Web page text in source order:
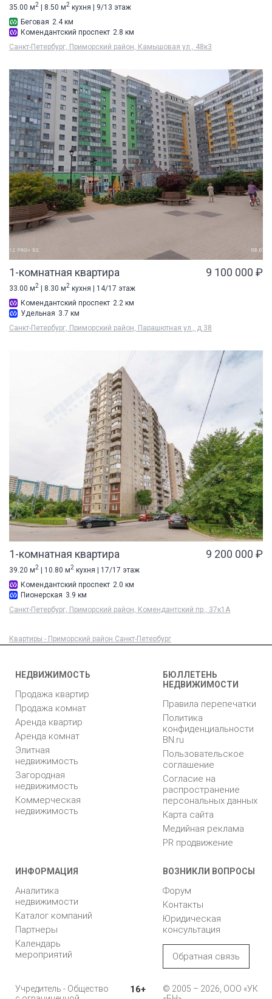
35.00 м2 | 8.50 м2 кухня | 9/13 этаж
Беговая 2.4 км
Комендантский проспект 2.8 км
Санкт-Петербург, Приморский район, Камышовая ул., 48к3
1-комнатная квартира 9 100 000 ₽
33.00 м2 | 8.30 м2 кухня | 14/17 этаж
Комендантский проспект 2.2 км
Удельная 3.7 км
Санкт-Петербург, Приморский район, Парашютная ул., д 38
1-комнатная квартира 9 200 000 ₽
39.20 м2 | 10.80 м2 кухня | 17/17 этаж
Комендантский проспект 2.0 км
Пионерская 3.9 км
Санкт-Петербург, Приморский район, Комендантский пр., 37к1А
Квартиры - Приморский район Санкт-Петербург
НЕДВИЖИМОСТЬ
Продажа квартир
Продажа комнат
Аренда квартир
Аренда комнат
Элитная
недвижимость
Загородная
недвижимость
Коммерческая
недвижимость
БЮЛЛЕТЕНЬ
НЕДВИЖИМОСТИ
Правила перепечатки
Политика
конфиденциальности
BN.ru
Пользовательское
соглашение
Согласие на
распространение
персональных данных
Карта сайта
Медийная реклама
PR продвижение
ИНФОРМАЦИЯ
Аналитика
недвижимости
Каталог компаний
Партнеры
Календарь
мероприятий
ВОЗНИКЛИ ВОПРОСЫ
Форум
Контакты
Юридическая
консультация
Обратная связь
Учредитель - Общество
16+
© 2005 – 2026, ООО «УК